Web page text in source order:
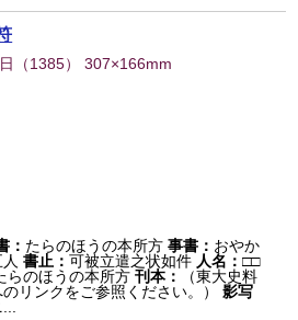
（1385） 307×166mm
： たらのほうの本所方 事書： おやか
書止：可被立遣之状如件 人名：□□
らのほうの本所方 刊本：
（東大史料
リンクをご参照ください。）
影写